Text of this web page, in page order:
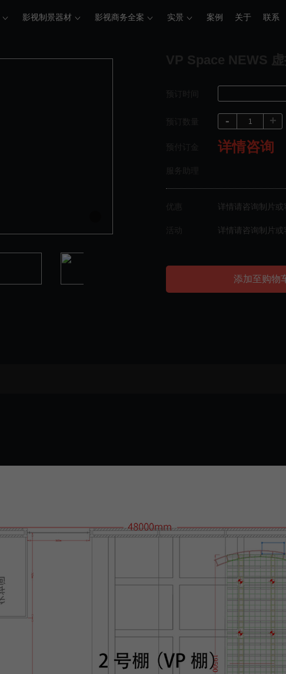
影视制景器材 影视商务全案 实景 案例 关于 联系
VP Space NEWS
预订时间
- +
详情咨询
服务助理
优惠 详情请咨询制片或
详情请咨询制片或
添加至购物